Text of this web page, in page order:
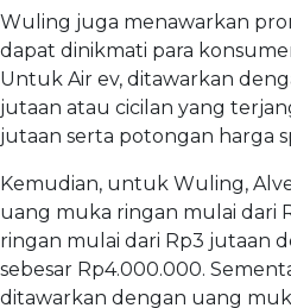
Wuling juga menawarkan
dapat dinikmati para
Untuk Air ev, ditawarkan
jutaan atau cicilan yang
jutaan serta potongan harga
Kemudian, untuk Wuling,
uang muka ringan mulai dari
ringan mulai dari Rp3 jutaan
sebesar Rp4.000.000.
ditawarkan dengan uang